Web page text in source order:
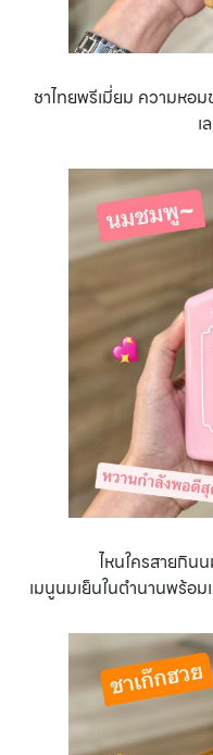
ชาไทยพรีเมี่ยม ความหอ
เ
ไหนใครสายกิน
เมนูนมเย็นในตำนานพร้อ